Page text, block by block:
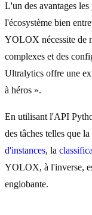
L'un des avantages
l'écosystème bien
YOLOX nécessite de
complexes et des
Ultralytics offre une
à héros ».
En utilisant l'API
des tâches telles que la
d'instances, la
YOLOX, à l'inverse,
englobante.